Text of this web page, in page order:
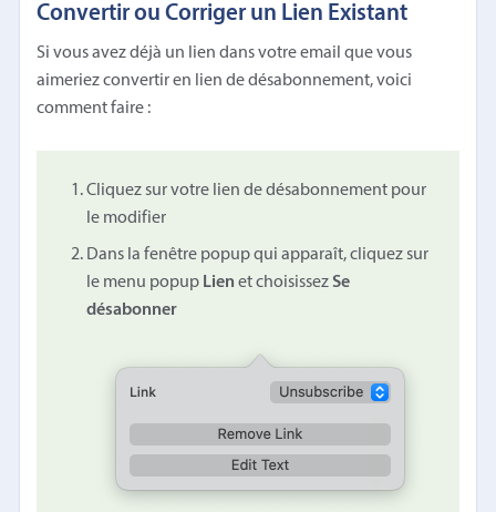
Convertir ou Corriger un Lien Existant
Si vous avez déjà un lien dans votre email que vous
aimeriez convertir en lien de désabonnement, voici
comment faire :
Cliquez sur votre lien de désabonnement pour
le modifier
Dans la fenêtre popup qui apparaît, cliquez sur
le menu popup Lien et choisissez Se
désabonner